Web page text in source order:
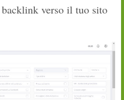
verso il tuo sito